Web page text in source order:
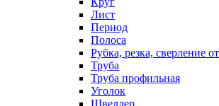
Лист
Период
Полоса
Рубка, резка, сверление
Труба
Труба профильная
Уголок
Швеллер